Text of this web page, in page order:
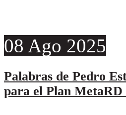
08 Ago 2025
Palabras de Pedro
para el Plan MetaRD